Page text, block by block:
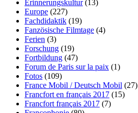
Erinnerungskultur(13)
Europe (227)
Fachdidaktik (19)
Fanzösische Filmtage (4)
Ferien (3)
Forschung (19)
Fortbildung (47)
Forum de Paris sur la paix (1)
Fotos (109)
France Mobil / Deutsch Mobil (27)
Francfort en français 2017 (15)
Francfort français 2017 (7)